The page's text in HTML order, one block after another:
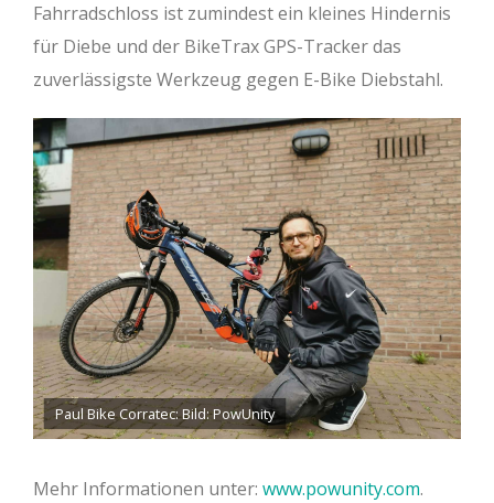
Fahrradschloss ist zumindest ein kleines Hindernis
für Diebe und der BikeTrax GPS-Tracker das
zuverlässigste Werkzeug gegen E-Bike Diebstahl.
Paul Bike Corratec: Bild: PowUnity
Mehr Informationen unter: www.powunity.com.